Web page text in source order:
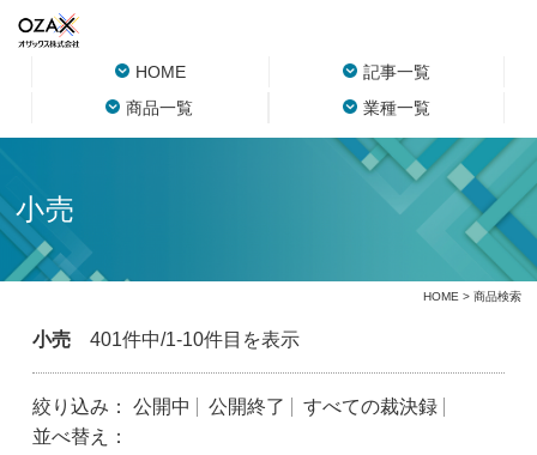
HOME
記事一覧
商品一覧
業種一覧
小売
HOME > 商品検索
小売401件中/1-10件目を表示
絞り込み： 公開中 公開終了
すべての裁決録
並べ替え：